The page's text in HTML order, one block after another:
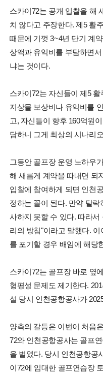
스카이72는 공개 입찰을 해
치 않다고 주장한다. 제5 활
때문에 기껏 3~4년 단기 계
상액과 유익비를 부담하면
냐는 것이다.
스카이72는 자신들이 제5
지상물 보상비나 유익비를
고, 자신들이 향후 160억원
담하니 그게 최상의 시나리
그동안 골프장 운영 노하우
해 새롭게 계약을 따내면 되
입찰에 참여하게 되면 인천
정하는 꼴이 된다. 만약 탈
사하지 못할 수 있다. 따라
리의 방침"이라고 말했다.
를 포기할 경우 배임에 해당
스카이72는 골프장 바로 옆
형평성 문제도 제기한다.
설 당시 인천공항공사가
양측의 갈등은 이번이 처음
72와 인천공항공사는 골프
을 벌였다. 당시 인천공항공
이72에 임대한 골프연습장